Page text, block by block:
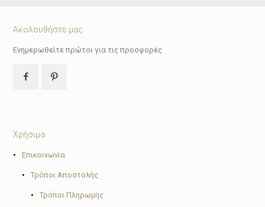
Ακολουθήστε μας
Ενημερωθείτε πρώτοι για τις προσφορές
Χρήσιμα
• Επικοινωνία
• Τρόποι Αποστολής
• Τρόποι Πληρωμής